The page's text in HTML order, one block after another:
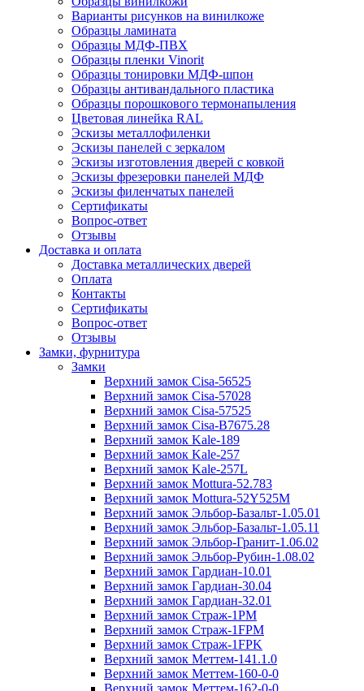
Варианты рисунков на винилкоже
Образцы ламината
Образцы МДФ-ПВХ
Образцы пленки Vinorit
Образцы тонировки МДФ-шпон
Образцы антивандального пластика
Образцы порошкового термонапыления
Цветовая линейка RAL
Эскизы металлофиленки
Эскизы панелей с зеркалом
Эскизы изготовления дверей с ковкой
Эскизы фрезеровки панелей МДФ
Эскизы филенчатых панелей
Сертификаты
Вопрос-ответ
Отзывы
Доставка и оплата
Доставка металлических дверей
Оплата
Контакты
Сертификаты
Вопрос-ответ
Отзывы
Замки, фурнитура
Замки
Верхний замок Cisa-56525
Верхний замок Cisa-57028
Верхний замок Cisa-57525
Верхний замок Cisa-B7675.28
Верхний замок Kale-189
Верхний замок Kale-257
Верхний замок Kale-257L
Верхний замок Mottura-52.783
Верхний замок Mottura-52Y525М
Верхний замок Эльбор-Базальт-1.05.01
Верхний замок Эльбор-Базальт-1.05.11
Верхний замок Эльбор-Гранит-1.06.02
Верхний замок Эльбор-Рубин-1.08.02
Верхний замок Гардиан-10.01
Верхний замок Гардиан-30.04
Верхний замок Гардиан-32.01
Верхний замок Страж-1PM
Верхний замок Страж-1FPM
Верхний замок Страж-1FPK
Верхний замок Меттем-141.1.0
Верхний замок Меттем-160-0-0
Верхний замок Меттем-162-0-0